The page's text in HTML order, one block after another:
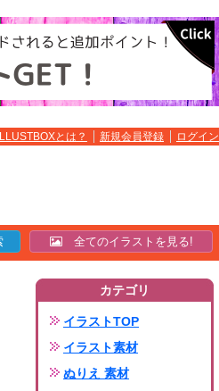
ILLUSTBOXとは？ 新規会員登録 ログイン
全てのイラストを見る!
カテゴリ
イラストTOP
イラスト素材
ぬりえ 素材